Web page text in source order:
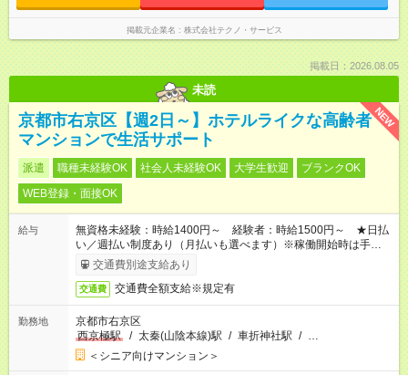
掲載元企業名 株式会社テクノ・サービス
掲載日：2026.08.05
未読
NEW
京都市右京区【週2日～】ホテルライクな高齢者
マンションで生活サポート
派遣 職種未経験OK 社会人未経験OK 大学生歓迎
ブランクOK
WEB登録・面接OK
給与
無資格未経験：時給1400円～ 経験者：時給1500円～ ★日払
い／週払い制度あり（月払いも選べます）※稼働開始時は手続き
完了次第のお支払いとなります。
交通費別途支給あり
交通費 交通費全額支給※規定有
勤務地
京都市右京区
西京極駅
/ 太秦(山陰本線)駅 / 車折神社駅 / …
＜シニア向けマンション＞